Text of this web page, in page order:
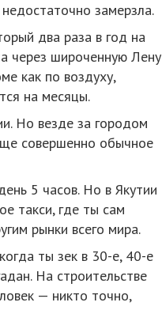
замерзла.
два раза в год на
через широченную Лену
как по воздуху,
на месяцы.
Но везде за городом
совершенно обычное
5 часов. Но в Якутии
такси, где ты сам
рынки всего мира.
ты зек в 30-е, 40-е
На строительстве
— никто точно,